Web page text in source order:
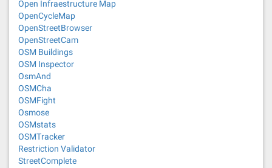
Open Infraestructure Map
OpenCycleMap
OpenStreetBrowser
OpenStreetCam
OSM Buildings
OSM Inspector
OsmAnd
OSMCha
OSMFight
Osmose
OSMstats
OSMTracker
Restriction Validator
StreetComplete